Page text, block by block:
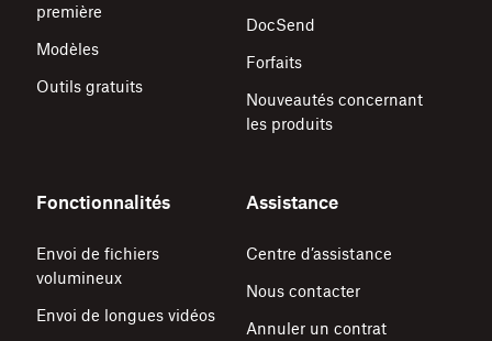
première
Modèles
Outils gratuits
DocSend
Forfaits
Nouveautés concernant
les produits
Fonctionnalités
Envoi de fichiers
volumineux
Envoi de longues vidéos
Assistance
Centre d’assistance
Nous contacter
Annuler un contrat